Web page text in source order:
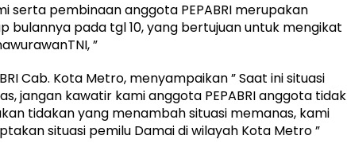
serta pembinaan anggota PEPABRI merupakan
bulannya pada tgl 10, yang bertujuan untuk mengikat
”
Cab. Kota Metro, menyampaikan ” Saat ini situasi
jangan kawatir kami anggota PEPABRI anggota tidak
tidakan yang menambah situasi memanas, kami
situasi pemilu Damai di wilayah Kota Metro ”